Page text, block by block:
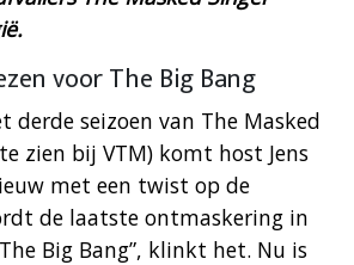
voor The Big Bang
derde seizoen van The Masked
zien bij VTM) komt host Jens
met een twist op de
de laatste ontmaskering in
Big Bang”, klinkt het. Nu is